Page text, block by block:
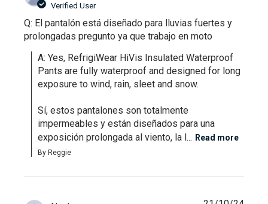
Verified User
Q: El pantalón está diseñado para lluvias fuertes y
prolongadas pregunto ya que trabajo en moto
A: Yes, RefrigiWear HiVis Insulated Waterproof
Pants are fully waterproof and designed for long
exposure to wind, rain, sleet and snow.
Sí, estos pantalones son totalmente
impermeables y están diseñados para una
exposición prolongada al viento, la l... Read more
By Reggie